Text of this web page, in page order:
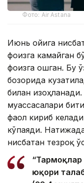
Фото: Air Astana
Июнь ойига
фоизга камайган
фоизга ошган. Бу
бозорида
билан
муассасалари
фаол кириб
кўпаяди.
нисбатан тезроқ
“Тармоқлар
юқори